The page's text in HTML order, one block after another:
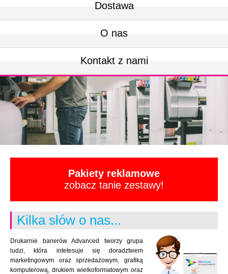
Dostawa
O nas
Kontakt z nami
Pakiety reklamowe
zobacz tanie zestawy!
Kilka słów o nas...
Drukarnie banerów Advanced tworzy grupa
ludzi, która intetesuje się doradztwem
marketingowym oraz sprzedażowym, grafiką
komputerową, drukiem wielkoformatowym oraz